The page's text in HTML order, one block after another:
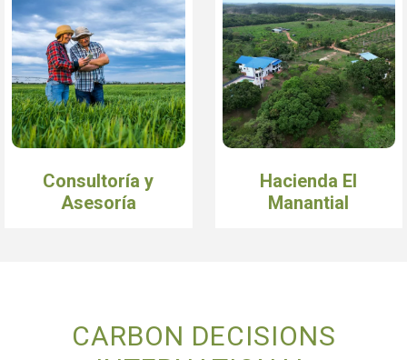
Consultoría y
Asesoría
Hacienda El
Manantial
CARBON DECISIONS